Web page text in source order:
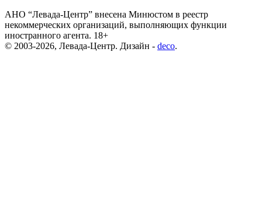
АНО “Левада-Центр” внесена Минюстом в реестр
некоммерческих организаций, выполняющих функции
иностранного агента. 18+
© 2003-2026, Левада-Центр. Дизайн - deco.